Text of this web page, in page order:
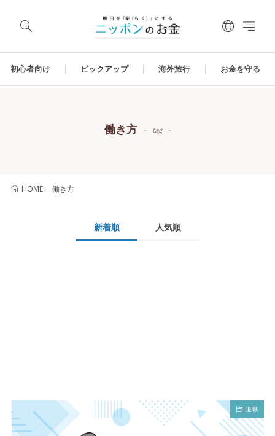
初心者向け ピックアップ 海外旅行 お金を守る
働き方 tag
HOME 働き方
新着順 人気順
退職